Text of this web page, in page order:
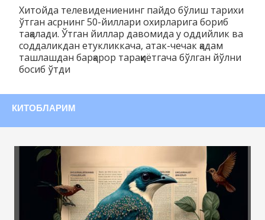
Хитойда телевидениенинг пайдо бўлиш тарихи
ўтган асрнинг 50-йиллари охирларига бориб
тақалади. Ўтган йиллар давомида у оддийлик ва
соддаликдан етукликкача, атак-чечак қадам
ташлашдан барқарор тараққиётгача бўлган йўлни
босиб ўтди
КИТОБЛАРИМ